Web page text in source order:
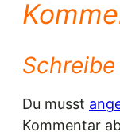
Du musst
Kommentar